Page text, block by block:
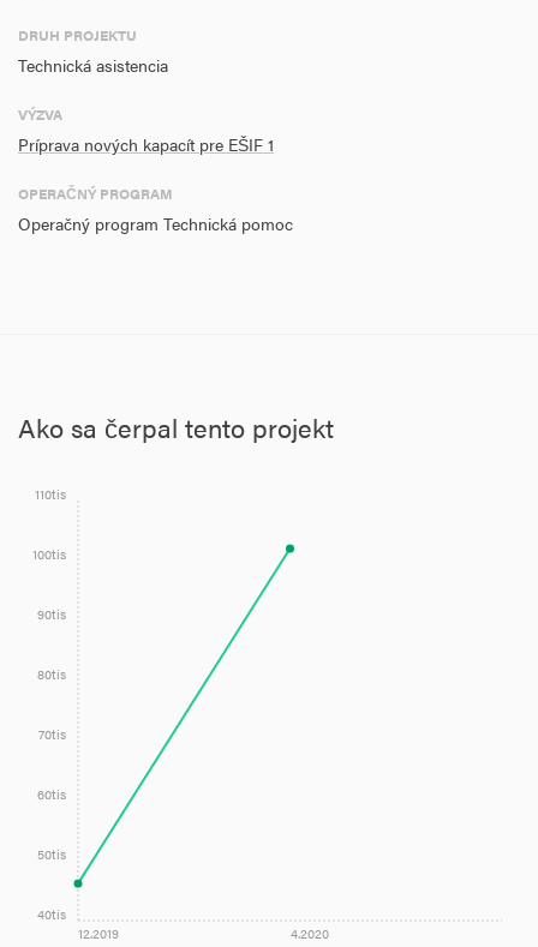
Fakulta sociálnych vied
Právnická fakulta
Fakulta elektrotechniky a informatiky
Právnicka fakulta
DRUH PROJEKTU
Technická asistencia
VÝZVA
Príprava nových kapacít pre EŠIF 1
OPERAČNÝ PROGRAM
Operačný program Technická pomoc
Ako sa čerpal tento projekt
12.2019 4.2020
40tis
50tis
60tis
70tis
80tis
90tis
100tis
110tis